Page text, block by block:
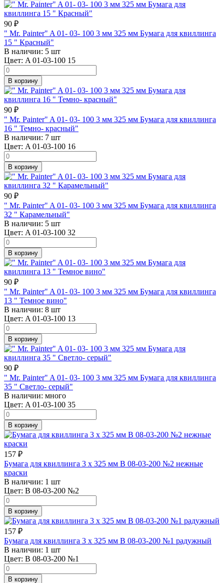
90 ₽
" Mr. Painter" A 01- 03- 100 3 мм 325 мм Бумага для квиллинга
15 " Красный"
В наличии: 5 шт
Цвет: A 01-03-100 15
В корзину
90 ₽
" Mr. Painter" A 01- 03- 100 3 мм 325 мм Бумага для квиллинга
16 " Темно- красный"
В наличии: 7 шт
Цвет: A 01-03-100 16
В корзину
90 ₽
" Mr. Painter" A 01- 03- 100 3 мм 325 мм Бумага для квиллинга
32 " Карамельный"
В наличии: 5 шт
Цвет: A 01-03-100 32
В корзину
90 ₽
" Mr. Painter" A 01- 03- 100 3 мм 325 мм Бумага для квиллинга
13 " Темное вино"
В наличии: 8 шт
Цвет: A 01-03-100 13
В корзину
90 ₽
" Mr. Painter" A 01- 03- 100 3 мм 325 мм Бумага для квиллинга
35 " Светло- серый"
В наличии: много
Цвет: A 01-03-100 35
В корзину
157 ₽
Бумага для квиллинга 3 x 325 мм B 08-03-200 №2 нежные
краски
В наличии: 1 шт
Цвет: B 08-03-200 №2
В корзину
157 ₽
Бумага для квиллинга 3 x 325 мм B 08-03-200 №1 радужный
В наличии: 1 шт
Цвет: B 08-03-200 №1
В корзину